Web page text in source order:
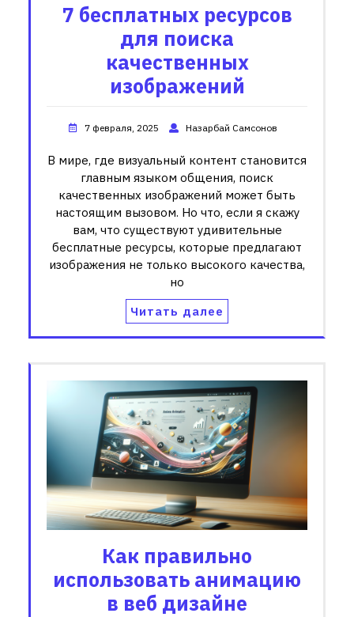
7 бесплатных ресурсов
для поиска
качественных
изображений
7 февраля, 2025 Назарбай Самсонов
В мире, где визуальный контент становится
главным языком общения, поиск
качественных изображений может быть
настоящим вызовом. Но что, если я скажу
вам, что существуют удивительные
бесплатные ресурсы, которые предлагают
изображения не только высокого качества,
но
Читать далее
Как правильно
использовать анимацию
в веб дизайне